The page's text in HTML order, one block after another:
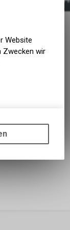
Website
Zwecken wir
wie die
die